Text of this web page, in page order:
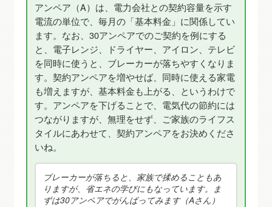
アンペア（A）は、電力会社との契約容量を示す
電流の単位で、毎月の「基本料金」に関係してい
ます。なお、30アンペアでのご契約を例にする
と、電子レンジ、ドライヤー、アイロン、テレビ
を同時に使うと、ブレーカーが落ちやすくなりま
す。契約アンペアを増やせば、同時に使える家電
も増えますが、基本料金も上がる、というわけで
す。アンペアを下げることで、電気代の節約には
つながりますが、無理をせず、ご家族のライフス
タイルにあわせて、契約アンペアをお決めくださ
いね。
ブレーカーが落ちると、家族で揉めることもあ
りますが、省エネの学びにもなっています。ま
ずは30アンペアでがんばってみます（Aさん）